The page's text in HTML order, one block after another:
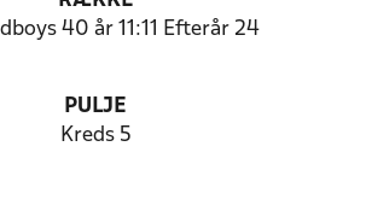
40 år 11:11 Efterår 24
PULJE
Kreds 5